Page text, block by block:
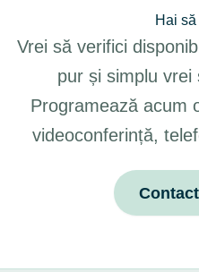
Hai
Vrei să verifici
pur și simplu
Programează acum
videoconferință,